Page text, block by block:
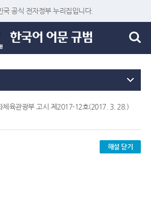
국 공식 전자정부 누리집입니다.
체육관광부 고시 제2017-12호(2017. 3. 28.)
해설 닫기